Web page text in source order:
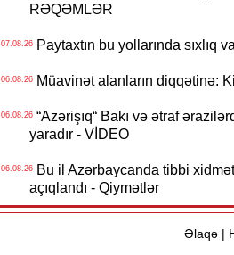
RƏQƏMLƏR
07.08.26Paytaxtın bu yollarında sıxlıq
06.08.26Müavinət alanların diqqətinə:
06.08.26“Azərişıq“ Bakı və ətraf
yaradır - VİDEO
06.08.26Bu il Azərbaycanda tibbi
açıqlandı - Qiymətlər
Əlaqə|